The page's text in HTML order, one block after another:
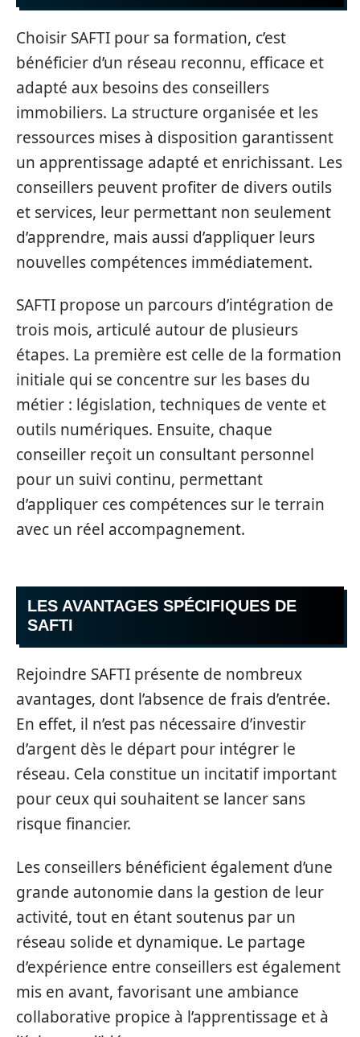
Choisir SAFTI pour sa formation, c’est
bénéficier d’un réseau reconnu, efficace et
adapté aux besoins des conseillers
immobiliers. La structure organisée et les
ressources mises à disposition garantissent
un apprentissage adapté et enrichissant. Les
conseillers peuvent profiter de divers outils
et services, leur permettant non seulement
d’apprendre, mais aussi d’appliquer leurs
nouvelles compétences immédiatement.
SAFTI propose un parcours d’intégration de
trois mois, articulé autour de plusieurs
étapes. La première est celle de la formation
initiale qui se concentre sur les bases du
métier : législation, techniques de vente et
outils numériques. Ensuite, chaque
conseiller reçoit un consultant personnel
pour un suivi continu, permettant
d’appliquer ces compétences sur le terrain
avec un réel accompagnement.
LES AVANTAGES SPÉCIFIQUES DE
SAFTI
Rejoindre SAFTI présente de nombreux
avantages, dont l’absence de frais d’entrée.
En effet, il n’est pas nécessaire d’investir
d’argent dès le départ pour intégrer le
réseau. Cela constitue un incitatif important
pour ceux qui souhaitent se lancer sans
risque financier.
Les conseillers bénéficient également d’une
grande autonomie dans la gestion de leur
activité, tout en étant soutenus par un
réseau solide et dynamique. Le partage
d’expérience entre conseillers est également
mis en avant, favorisant une ambiance
collaborative propice à l’apprentissage et à